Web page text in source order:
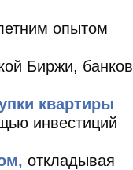
опытом
Биржи, банков
квартиры
инвестиций
откладывая